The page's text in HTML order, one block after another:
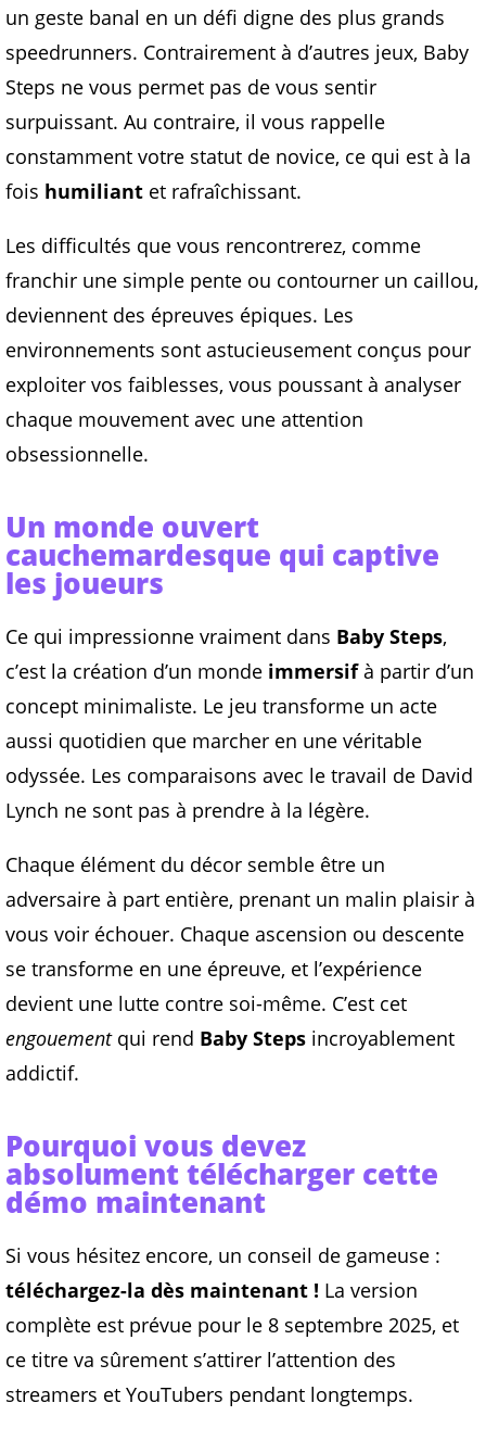
un geste banal en un défi digne des plus grands
speedrunners. Contrairement à d’autres jeux, Baby
Steps ne vous permet pas de vous sentir
surpuissant. Au contraire, il vous rappelle
constamment votre statut de novice, ce qui est à la
fois humiliant et rafraîchissant.
Les difficultés que vous rencontrerez, comme
franchir une simple pente ou contourner un caillou,
deviennent des épreuves épiques. Les
environnements sont astucieusement conçus pour
exploiter vos faiblesses, vous poussant à analyser
chaque mouvement avec une attention
obsessionnelle.
Un monde ouvert
cauchemardesque qui captive
les joueurs
Ce qui impressionne vraiment dans Baby Steps,
c’est la création d’un monde immersifà partir d’un
concept minimaliste. Le jeu transforme un acte
aussi quotidien que marcher en une véritable
odyssée. Les comparaisons avec le travail de David
Lynch ne sont pas à prendre à la légère.
Chaque élément du décor semble être un
adversaire à part entière, prenant un malin plaisir à
vous voir échouer. Chaque ascension ou descente
se transforme en une épreuve, et l’expérience
devient une lutte contre soi-même. C’est cet
engouementqui rend Baby Steps incroyablement
addictif.
Pourquoi vous devez
absolument télécharger cette
démo maintenant
Si vous hésitez encore, un conseil de gameuse :
téléchargez-la dès maintenant ! La version
complète est prévue pour le 8 septembre 2025, et
ce titre va sûrement s’attirer l’attention des
streamers et YouTubers pendant longtemps.